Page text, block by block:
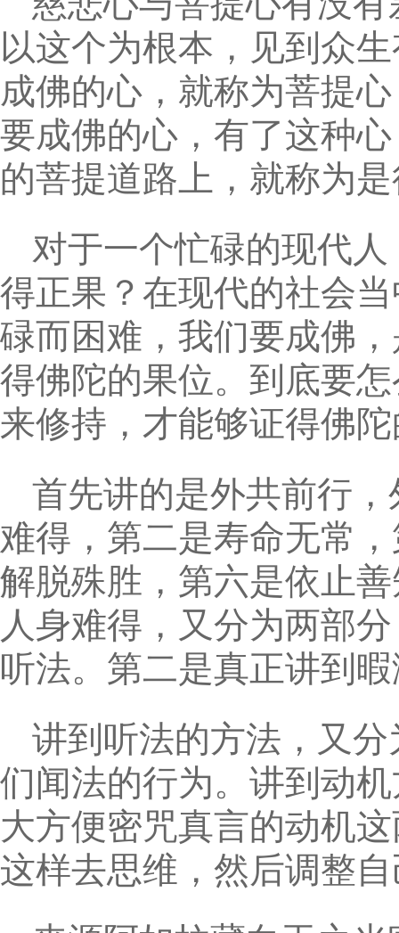
以这个为根本，见到众
成佛的心，就称为菩提
要成佛的心，有了这种
的菩提道路上，就称为
对于一个忙碌的现代
得正果？在现代的社会
碌而困难，我们要成佛
得佛陀的果位。到底要
来修持，才能够证得佛
首先讲的是外共前行
难得，第二是寿命无常
解脱殊胜，第六是依止
人身难得，又分为两部
听法。第二是真正讲到
讲到听法的方法，又
们闻法的行为。讲到动
大方便密咒真言的动机
这样去思维，然后调整